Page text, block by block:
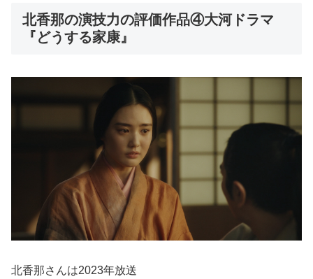
北香那の演技力の評価作品④大河ドラマ
『どうする家康』
北香那さんは2023年放送